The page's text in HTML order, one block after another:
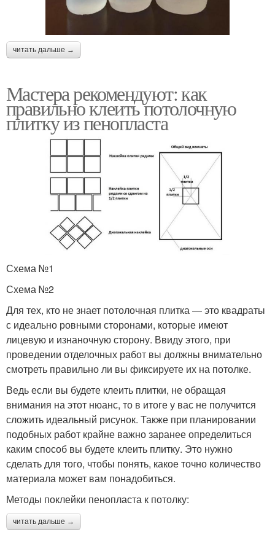
читать дальше →
Мастера рекомендуют: как
правильно клеить потолочную
плитку из пенопласта
Схема №1
Схема №2
Для тех, кто не знает потолочная плитка — это квадраты
с идеально ровными сторонами, которые имеют
лицевую и изнаночную сторону. Ввиду этого, при
проведении отделочных работ вы должны внимательно
смотреть правильно ли вы фиксируете их на потолке.
Ведь если вы будете клеить плитки, не обращая
внимания на этот нюанс, то в итоге у вас не получится
сложить идеальный рисунок. Также при планировании
подобных работ крайне важно заранее определиться
каким способ вы будете клеить плитку. Это нужно
сделать для того, чтобы понять, какое точно количество
материала может вам понадобиться.
Методы поклейки пенопласта к потолку:
читать дальше →